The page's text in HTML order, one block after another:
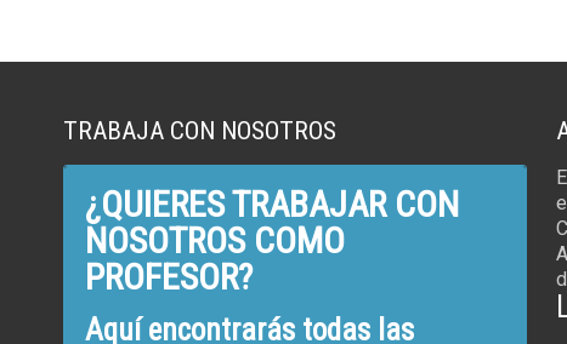
TRABAJA CON NOSOTROS
¿QUIERES TRABAJAR CON
NOSOTROS COMO
PROFESOR?
Aquí encontrarás todas las